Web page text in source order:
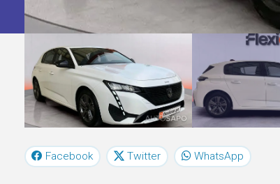
Facebook Twitter WhatsApp